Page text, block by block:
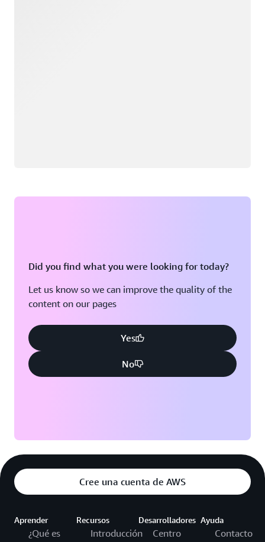
Did you find what you were looking for today?
Let us know so we can improve the quality of the
content on our pages
Yes
No
Cree una cuenta de AWS
Aprender
¿Qué es
Recursos
Introducción
Desarrolladores
Centro
Ayuda
Contacto